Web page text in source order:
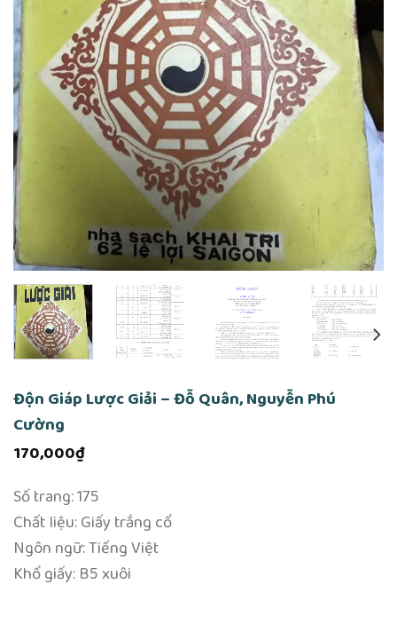
Độn Giáp Lược Giải – Đỗ Quân, Nguyễn Phú
Cường
170,000₫
Số trang: 175
Chất liệu: Giấy trắng cổ
Ngôn ngữ: Tiếng Việt
Khổ giấy: B5 xuôi